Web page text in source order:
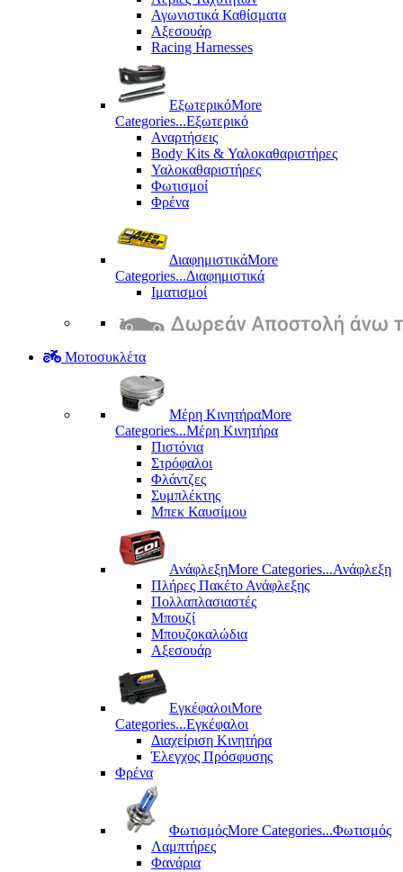
Αγωνιστικά Καθίσματα
Αξεσουάρ
Racing Harnesses
ΕξωτερικόMore
Categories...Εξωτερικό
Αναρτήσεις
Body Kits & Υαλοκαθαριστήρες
Υαλοκαθαριστήρες
Φωτισμοί
Φρένα
ΔιαφημιστικάMore
Categories...Διαφημιστικά
Ιματισμοί
Μοτοσυκλέτα
Μέρη KινητήραMore
Categories...Μέρη Kινητήρα
Πιστόνια
Στρόφαλοι
Φλάντζες
Συμπλέκτης
Μπεκ Καυσίμου
ΑνάφλεξηMore Categories...Ανάφλεξη
Πλήρες Πακέτο Ανάφλεξης
Πολλαπλασιαστές
Μπουζί
Μπουζοκαλώδια
Αξεσουάρ
ΕγκέφαλοιMore
Categories...Εγκέφαλοι
Διαχείριση Κινητήρα
Έλεγχος Πρόσφυσης
Φρένα
ΦωτισμόςMore Categories...Φωτισμός
Λαμπτήρες
Φανάρια